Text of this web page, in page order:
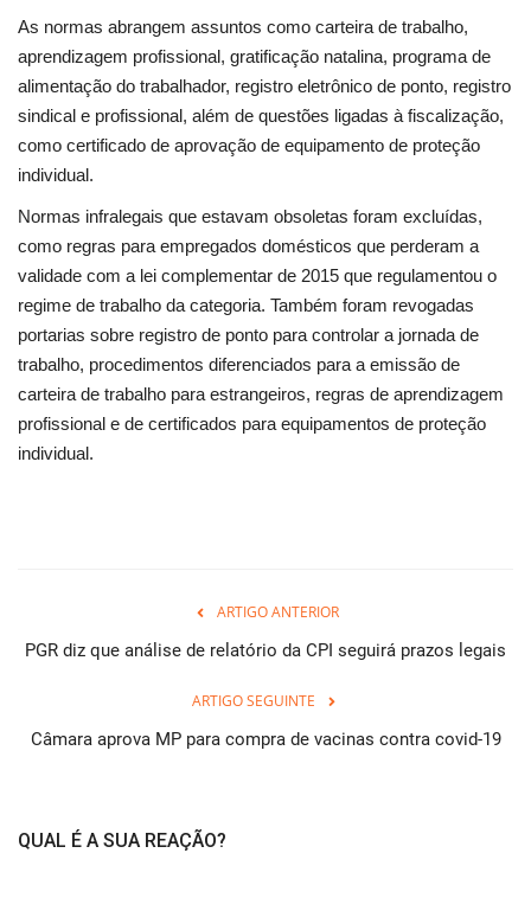
As normas abrangem assuntos como carteira de trabalho,
aprendizagem profissional, gratificação natalina, programa de
alimentação do trabalhador, registro eletrônico de ponto, registro
sindical e profissional, além de questões ligadas à fiscalização,
como certificado de aprovação de equipamento de proteção
individual.
Normas infralegais que estavam obsoletas foram excluídas,
como regras para empregados domésticos que perderam a
validade com a lei complementar de 2015 que regulamentou o
regime de trabalho da categoria. Também foram revogadas
portarias sobre registro de ponto para controlar a jornada de
trabalho, procedimentos diferenciados para a emissão de
carteira de trabalho para estrangeiros, regras de aprendizagem
profissional e de certificados para equipamentos de proteção
individual.
ARTIGO ANTERIOR
PGR diz que análise de relatório da CPI seguirá prazos legais
ARTIGO SEGUINTE
Câmara aprova MP para compra de vacinas contra covid-19
QUAL É A SUA REAÇÃO?